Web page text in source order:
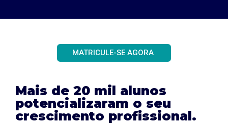
MATRICULE-SE AGORA
Mais de 20 mil alunos
potencializaram o seu
crescimento profissional.